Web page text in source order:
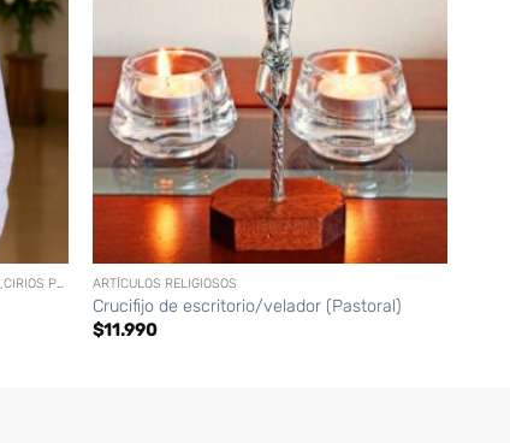
ACCESORIOS (CRUCES, BRAZALETES, CORONAS,CIRIOS PERSONALIZADOS, ETC) ARTÍCULOS RELIGIOSOS
Crucifijo de escritorio/velador (Pastoral)
$11.990